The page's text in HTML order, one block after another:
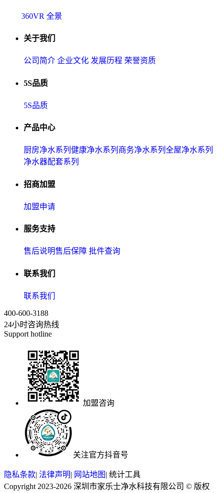
360VR 全景
关于我们
公司简介 企业文化 发展历程 荣誉资质
5S品质
5S品质
产品中心
厨房净水系列 健康净水系列 商务净水系列 全屋净水系列
净水器配套系列
招商加盟
加盟申请
服务支持
售后说明售后保障 批件查询
联系我们
联系我们
400-600-3188
24小时咨询热线
Support hotline
加盟咨询
关注官方抖音号
隐私条款| 法律声明| 网站地图 | 统计工具
Copyright 2023-2026 深圳市家乐士净水科技有限公司 © 版权